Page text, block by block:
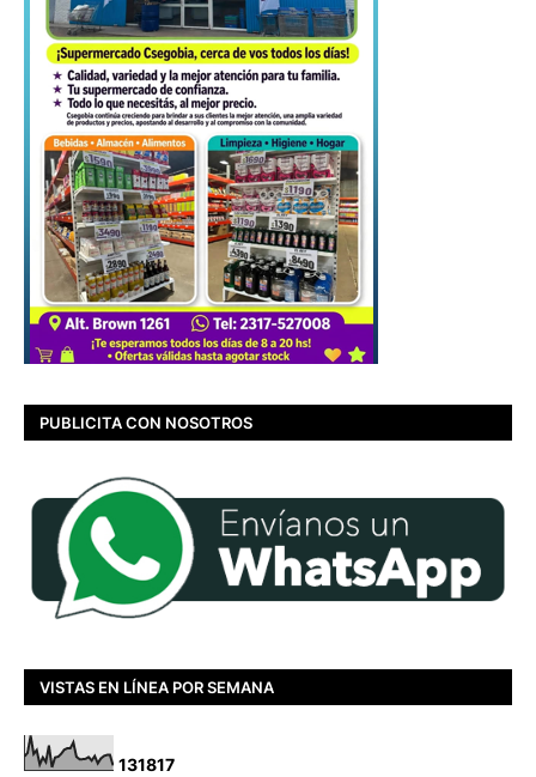
PUBLICITA CON NOSOTROS
VISTAS EN LÍNEA POR SEMANA
131817